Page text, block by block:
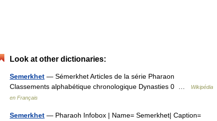
Look at other dictionaries:
Semerkhet — Sémerkhet Articles de la série Pharaon
Classements alphabétique chronologique Dynasties 0 …
Wikipédia
en Français
Semerkhet — Pharaoh Infobox | Name= Semerkhet| Caption=